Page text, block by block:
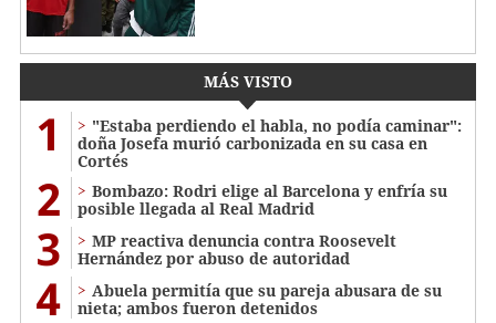
MÁS VISTO
1
"Estaba perdiendo el habla, no podía caminar":
doña Josefa murió carbonizada en su casa en
Cortés
2
Bombazo: Rodri elige al Barcelona y enfría su
posible llegada al Real Madrid
3
MP reactiva denuncia contra Roosevelt
Hernández por abuso de autoridad
4
Abuela permitía que su pareja abusara de su
nieta; ambos fueron detenidos